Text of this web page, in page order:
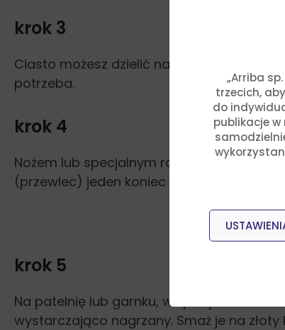
„Arriba
trzecich,
do
publikacje w
krok 3
Ciasto możesz dzielić na pól lub więcej
potrzeba.
krok 4
Nożem lub specjalnym radełkiem pokrój
(przewlec) jeden koniec ciasta i odkładaj
krok 5
Na patelnię lub garnku, wlej olej lub
wystarczająco nagrzany. Smaż je na